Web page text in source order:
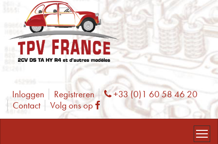
Inloggen Registreren Phone
+33 (0)1 60 58 46 20
Contact
Volg ons op Facebook